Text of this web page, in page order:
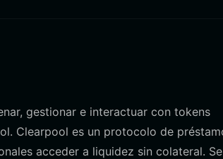
gestionar e interactuar con tokens
Clearpool es un protocolo de
acceder a liquidez sin colateral. Se